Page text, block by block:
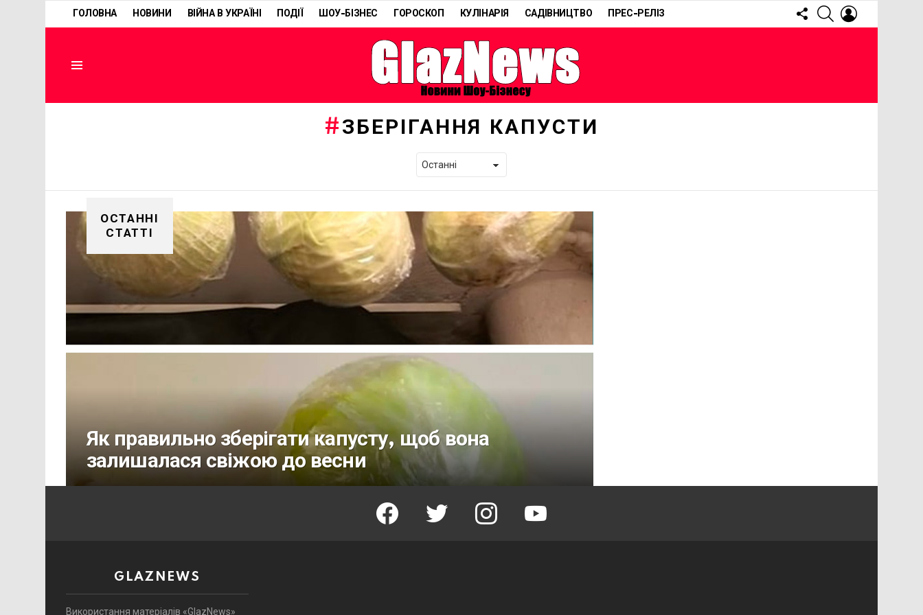
ГОЛОВНА НОВИНИ ВІЙНА В УКРАЇНІ ПОДІЇ ШОУ-БІЗНЕС ГОРОСКОП КУЛІНАРІЯ САДІВНИЦТВО ПРЕС-РЕЛІЗ
FOLLOW
US
SEARCH
ЗБЕРІГАННЯ КАПУСТИ
ОСТАННІ
СТАТТІ
Як правильно зберігати капусту, щоб вона
залишалася свіжою до весни
facebook twitter instagram youtube
GLAZNEWS
Використання матеріалів «GlazNews»